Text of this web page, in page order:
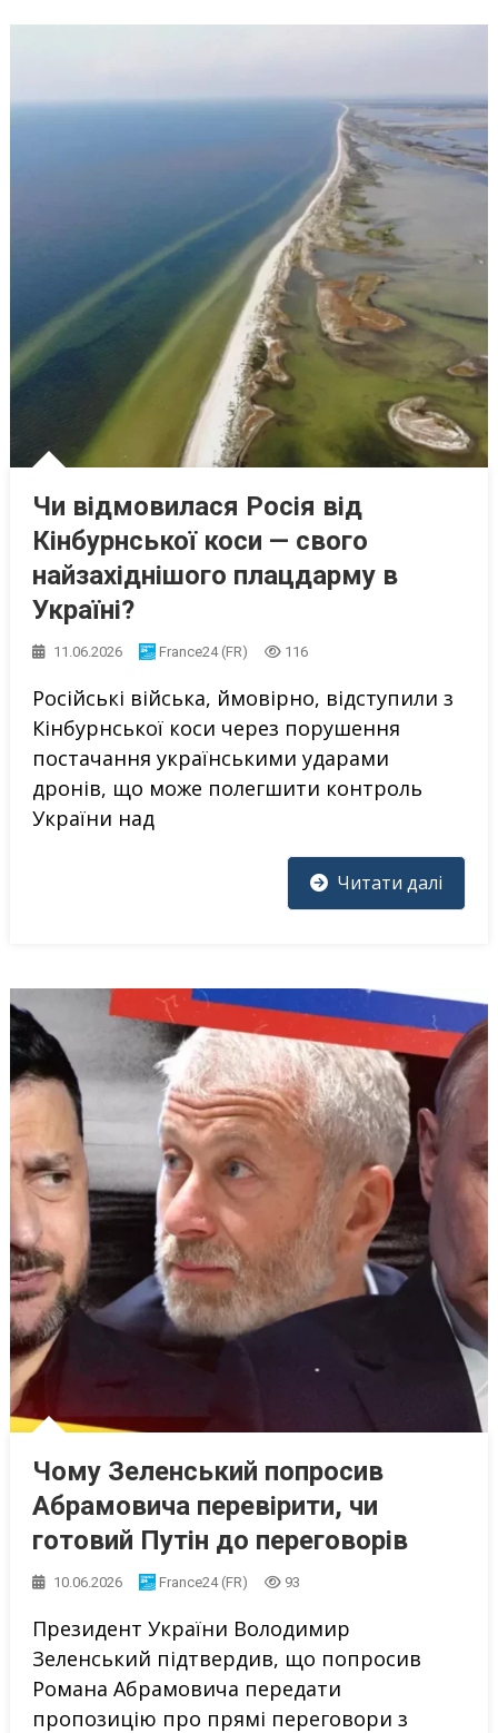
Чи відмовилася Росія від
Кінбурнської коси — свого
найзахіднішого плацдарму в
Україні?
11.06.2026 France24 (FR) 116
Російські війська, ймовірно, відступили з
Кінбурнської коси через порушення
постачання українськими ударами
дронів, що може полегшити контроль
України над
Читати далі
Чому Зеленський попросив
Абрамовича перевірити, чи
готовий Путін до переговорів
10.06.2026 France24 (FR) 93
Президент України Володимир
Зеленський підтвердив, що попросив
Романа Абрамовича передати
пропозицію про прямі переговори з